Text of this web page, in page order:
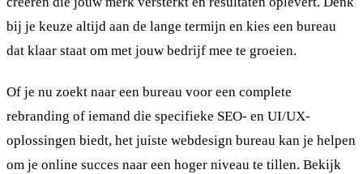
bij je keuze altijd aan de lange termijn en kies een bureau
dat klaar staat om met jouw bedrijf mee te groeien.
Of je nu zoekt naar een bureau voor een complete
rebranding of iemand die specifieke SEO- en UI/UX-
oplossingen biedt, het juiste webdesign bureau kan je helpen
om je online succes naar een hoger niveau te tillen. Bekijk